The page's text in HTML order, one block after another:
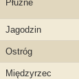
Płużne
Jagodzin
Ostróg
Międzyrzec